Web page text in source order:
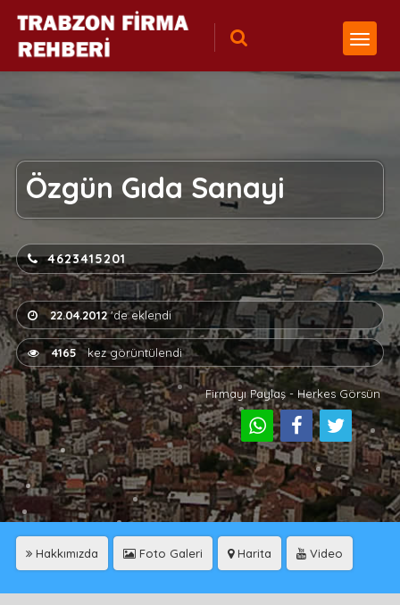
Özgün Gıda Sanayi
4623415201
22.04.2012'de eklendi
4165 kez görüntülendi
Firmayı Paylaş - Herkes Görsün
Hakkımızda Foto Galeri Harita Video